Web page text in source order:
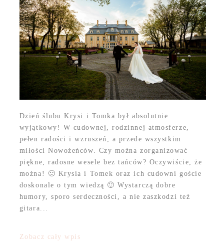
Dzień ślubu Krysi i Tomka był absolutnie
wyjątkowy! W cudownej, rodzinnej atmosferze,
pełen radości i wzruszeń, a przede wszystkim
miłości Nowożeńców. Czy można zorganizować
piękne, radosne wesele bez tańców? Oczywiście, że
można! 🙂 Krysia i Tomek oraz ich cudowni goście
doskonale o tym wiedzą 🙂 Wystarczą dobre
humory, sporo serdeczności, a nie zaszkodzi też
gitara...
Zobacz cały wpis